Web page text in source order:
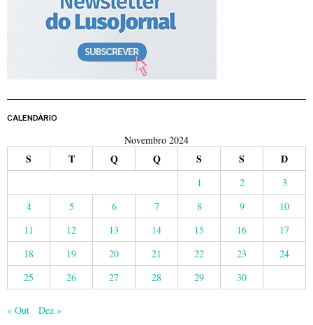
CALENDÁRIO
Novembro 2024
S T Q Q S S D
1 2
3
4
5 6 7 8 9
10
11
12 13 14 15 16
17
18
19 20 21 22 23
24
25
26 27 28 29 30
« Out Dez »